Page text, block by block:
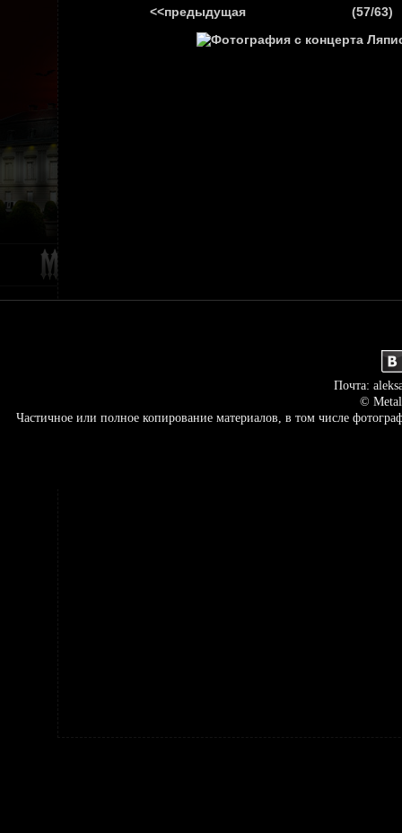
<<предыдущая (57/63)
Почта:
©
Частичное или полное копирование материалов, в том числе